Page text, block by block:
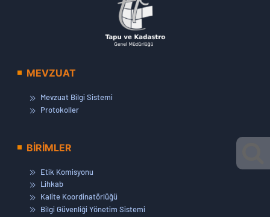
MEVZUAT
Mevzuat Bilgi Sistemi
Protokoller
BİRİMLER
Etik Komisyonu
Lihkab
Kalite Koordinatörlüğü
Bilgi Güvenliği Yönetim Sistemi